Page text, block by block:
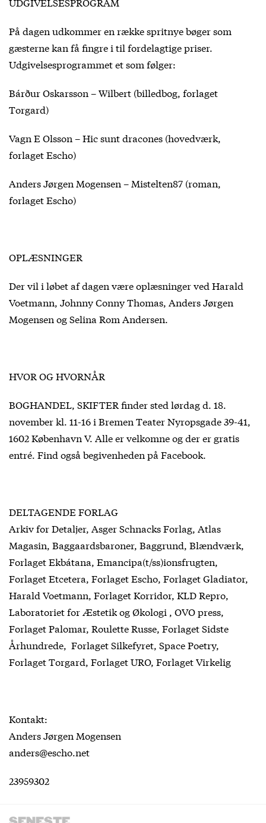
På dagen udkommer en række spritnye bøger som
gæsterne kan få fingre i til fordelagtige priser.
Udgivelsesprogrammet et som følger:
Bárður Oskarsson – Wilbert (billedbog, forlaget
Torgard)
Vagn E Olsson – Hic sunt dracones (hovedværk,
forlaget Escho)
Anders Jørgen Mogensen – Mistelten87 (roman,
forlaget Escho)
OPLÆSNINGER
Der vil i løbet af dagen være oplæsninger ved Harald
Voetmann, Johnny Conny Thomas, Anders Jørgen
Mogensen og Selina Rom Andersen.
HVOR OG HVORNÅR
BOGHANDEL, SKIFTER finder sted lørdag d. 18.
november kl. 11-16 i Bremen Teater Nyropsgade 39-41,
1602 København V. Alle er velkomne og der er gratis
entré. Find også begivenheden på Facebook.
DELTAGENDE FORLAG
Arkiv for Detaljer, Asger Schnacks Forlag, Atlas
Magasin, Baggaardsbaroner, Baggrund, Blændværk,
Forlaget Ekbátana, Emancipa(t/ss)ionsfrugten,
Forlaget Etcetera, Forlaget Escho, Forlaget Gladiator,
Harald Voetmann, Forlaget Korridor, KLD Repro,
Laboratoriet for Æstetik og Økologi , OVO press,
Forlaget Palomar, Roulette Russe, Forlaget Sidste
Århundrede, Forlaget Silkefyret, Space Poetry,
Forlaget Torgard, Forlaget URO, Forlaget Virkelig
Kontakt:
Anders Jørgen Mogensen
anders@escho.net
23959302